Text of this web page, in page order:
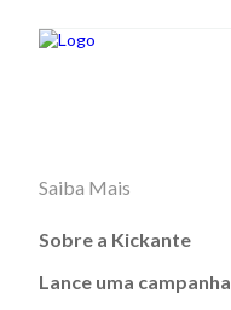
Saiba Mais
Sobre a Kickante
Lance uma campanha